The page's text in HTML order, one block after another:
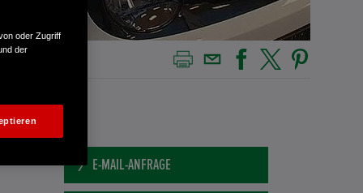
E-MAIL-ANFRAGE
oder Zugriff
der